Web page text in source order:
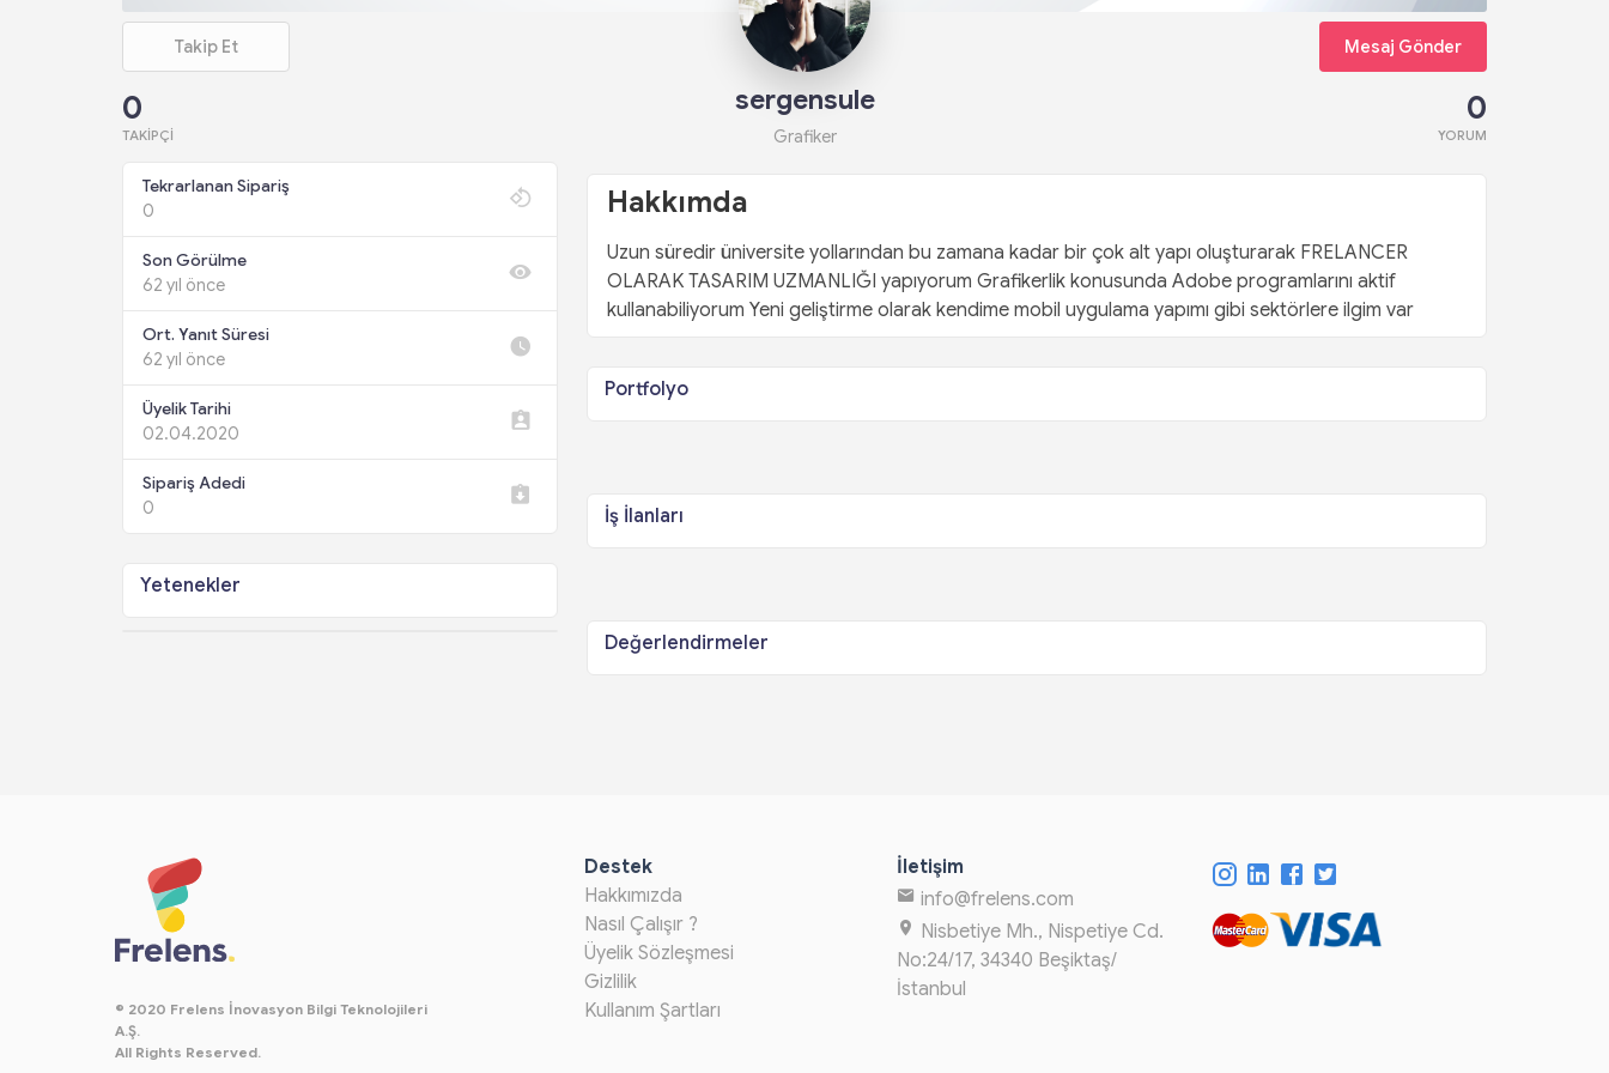
Takip Et Mesaj Gönder
0
TAKIPÇI
sergensule
Grafiker
0
YORUM
Tekrarlanan Sipariş
0
Son Görülme
62 yıl önce
Ort. Yanıt Süresi
62 yıl önce
Üyelik Tarihi
02.04.2020
Sipariş Adedi
0
Yetenekler
Hakkımda
Uzun süredir üniversite yollarından bu zamana kadar bir çok alt yapı oluşturarak FRELANCER
OLARAK TASARIM UZMANLIĞI yapıyorum Grafikerlik konusunda Adobe programlarını aktif
kullanabiliyorum Yeni geliştirme olarak kendime mobil uygulama yapımı gibi sektörlere ilgim var
Portfolyo
İş İlanları
Değerlendirmeler
© 2020 Frelens İnovasyon Bilgi Teknolojileri
A.Ş.
All Rights Reserved.
Destek
Hakkımızda
Nasıl Çalışır ?
Üyelik Sözleşmesi
Gizlilik
Kullanım Şartları
İletişim
info@frelens.com
Nisbetiye Mh., Nispetiye Cd.
No:24/17, 34340 Beşiktaş/
İstanbul